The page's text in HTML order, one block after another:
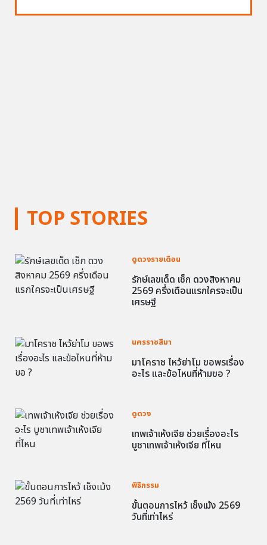
TOP STORIES
ดูดวงรายเดือน
รักษ์เลขเด็ด เช็ก ดวงสิงหาคม
2569 ครึ่งเดือนแรกใครจะเป็น
เศรษฐี
นครราชสีมา
มาโคราช ไหว้ย่าโม ขอพรเรื่อง
อะไร และข้อไหนที่ห้ามขอ ?
ดูดวง
เทพเจ้าเห้งเจีย ช่วยเรื่องอะไร
บูชาเทพเจ้าเห้งเจีย ที่ไหน
พิธีกรรม
ขั้นตอนการไหว้ เช็งเม้ง 2569
วันที่เท่าไหร่